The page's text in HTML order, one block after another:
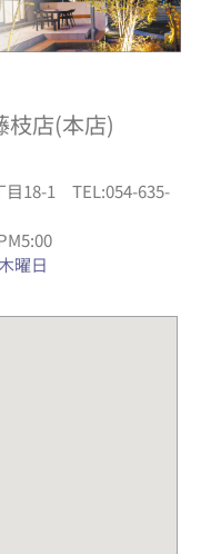
枝店(本店)
目18-1 TEL:054-635-
曜日